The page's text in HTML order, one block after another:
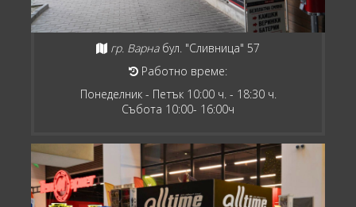
гр. Варна бул. "Сливница" 57
Работно време:
Понеделник - Петък 10:00 ч. - 18:30 ч.
Събота 10:00- 16:00ч